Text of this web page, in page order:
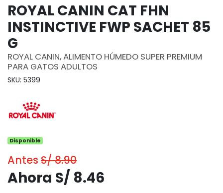
ROYAL CANIN CAT FHN
INSTINCTIVE FWP SACHET 85
G
ROYAL CANIN, ALIMENTO HÚMEDO SUPER PREMIUM
PARA GATOS ADULTOS
SKU: 5399
Disponible
Antes S/ 8.90
Ahora S/ 8.46